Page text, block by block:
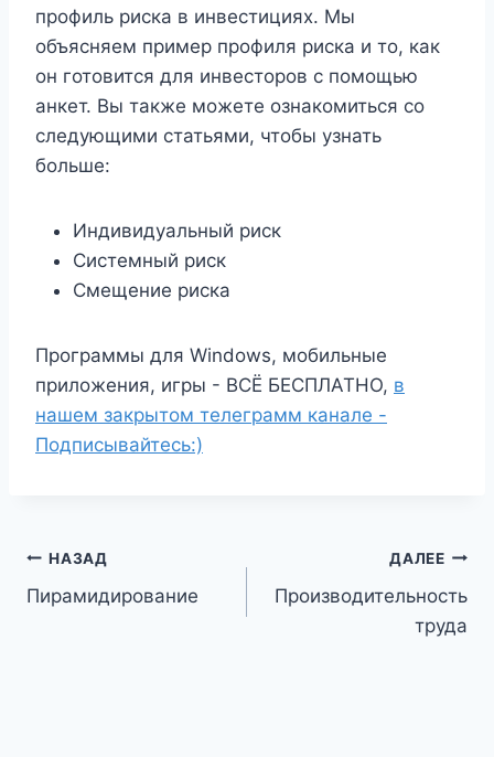
профиль риска в инвестициях. Мы
объясняем пример профиля риска и то, как
он готовится для инвесторов с помощью
анкет. Вы также можете ознакомиться со
следующими статьями, чтобы узнать
больше:
Индивидуальный риск
Системный риск
Смещение риска
Программы для Windows, мобильные
приложения, игры - ВСЁ БЕСПЛАТНО, в
нашем закрытом телеграмм канале -
Подписывайтесь:)
Навигация
по
НАЗАД
Пирамидирование
ДАЛЕЕ
Производительность
труда